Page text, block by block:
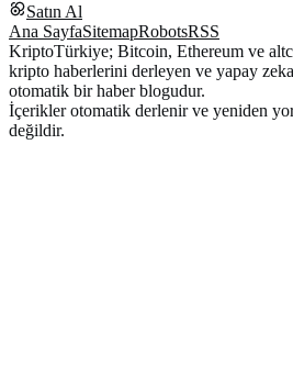
Satın Al
Ana SayfaSitemapRobotsRSS
KriptoTürkiye; Bitcoin, Ethereum ve
kripto haberlerini derleyen ve yapay
otomatik bir haber blogudur.
İçerikler otomatik derlenir ve yeniden
değildir.